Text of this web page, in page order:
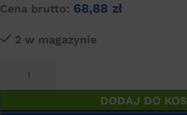
Cena brutto: 68,88 zł
2 w magazynie
DODAJ DO